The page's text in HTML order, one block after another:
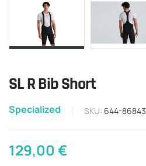
SL R Bib Short
Specialized SKU: 644-86843
129,00€